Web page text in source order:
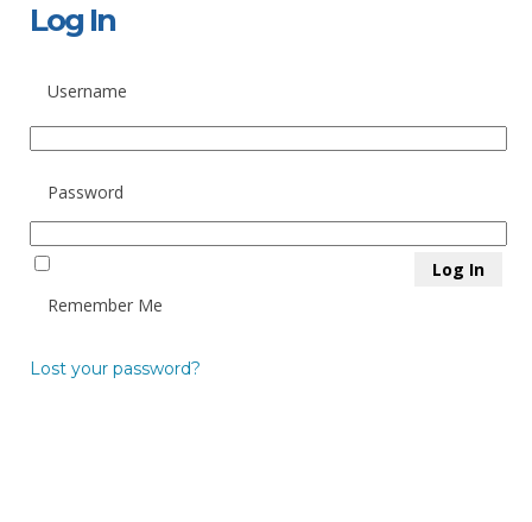
Log In
Username
Password
Remember Me
Lost your password?